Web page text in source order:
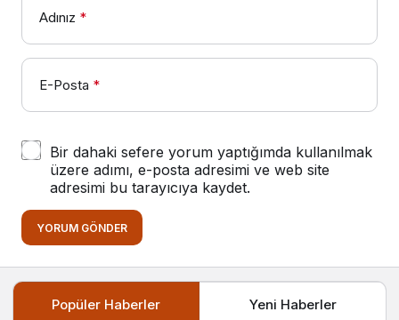
Adınız *
E-Posta *
Bir dahaki sefere yorum yaptığımda kullanılmak
üzere adımı, e-posta adresimi ve web site
adresimi bu tarayıcıya kaydet.
YORUM GÖNDER
Popüler Haberler Yeni Haberler